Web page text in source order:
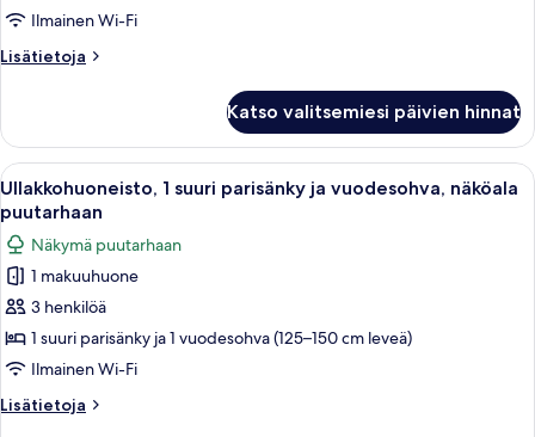
kuvatIlmainen Wi-Fi
Lisätietoja
Lisätietoja
makuuhuone,
merinäköala
Katso valitsemiesi päivien hinnat
Avaa
kaikki
huonetyypin
Ullakkohuoneisto,
suuri
parisänky
ja
vuodesohva,
näköala
Hotellihuone, jossa on sänky,
7
Ullakkohuoneisto, 1 suuri parisänky ja vuodesohva, näköala
puutarhaan
Näkymä puutarhaan
1 makuuhuone
3 henkilöä
1 suuri parisänky ja 1 vuodesohva (125–150 cm leveä)
Ilmainen Wi-Fi
Lisätietoja
Lisätietoja